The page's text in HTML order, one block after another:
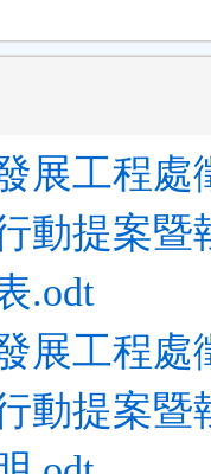
展工程處
動提案暨
.odt
展工程處
動提案暨